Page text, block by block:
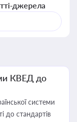
джерела
КВЕД до
системи
до стандартів